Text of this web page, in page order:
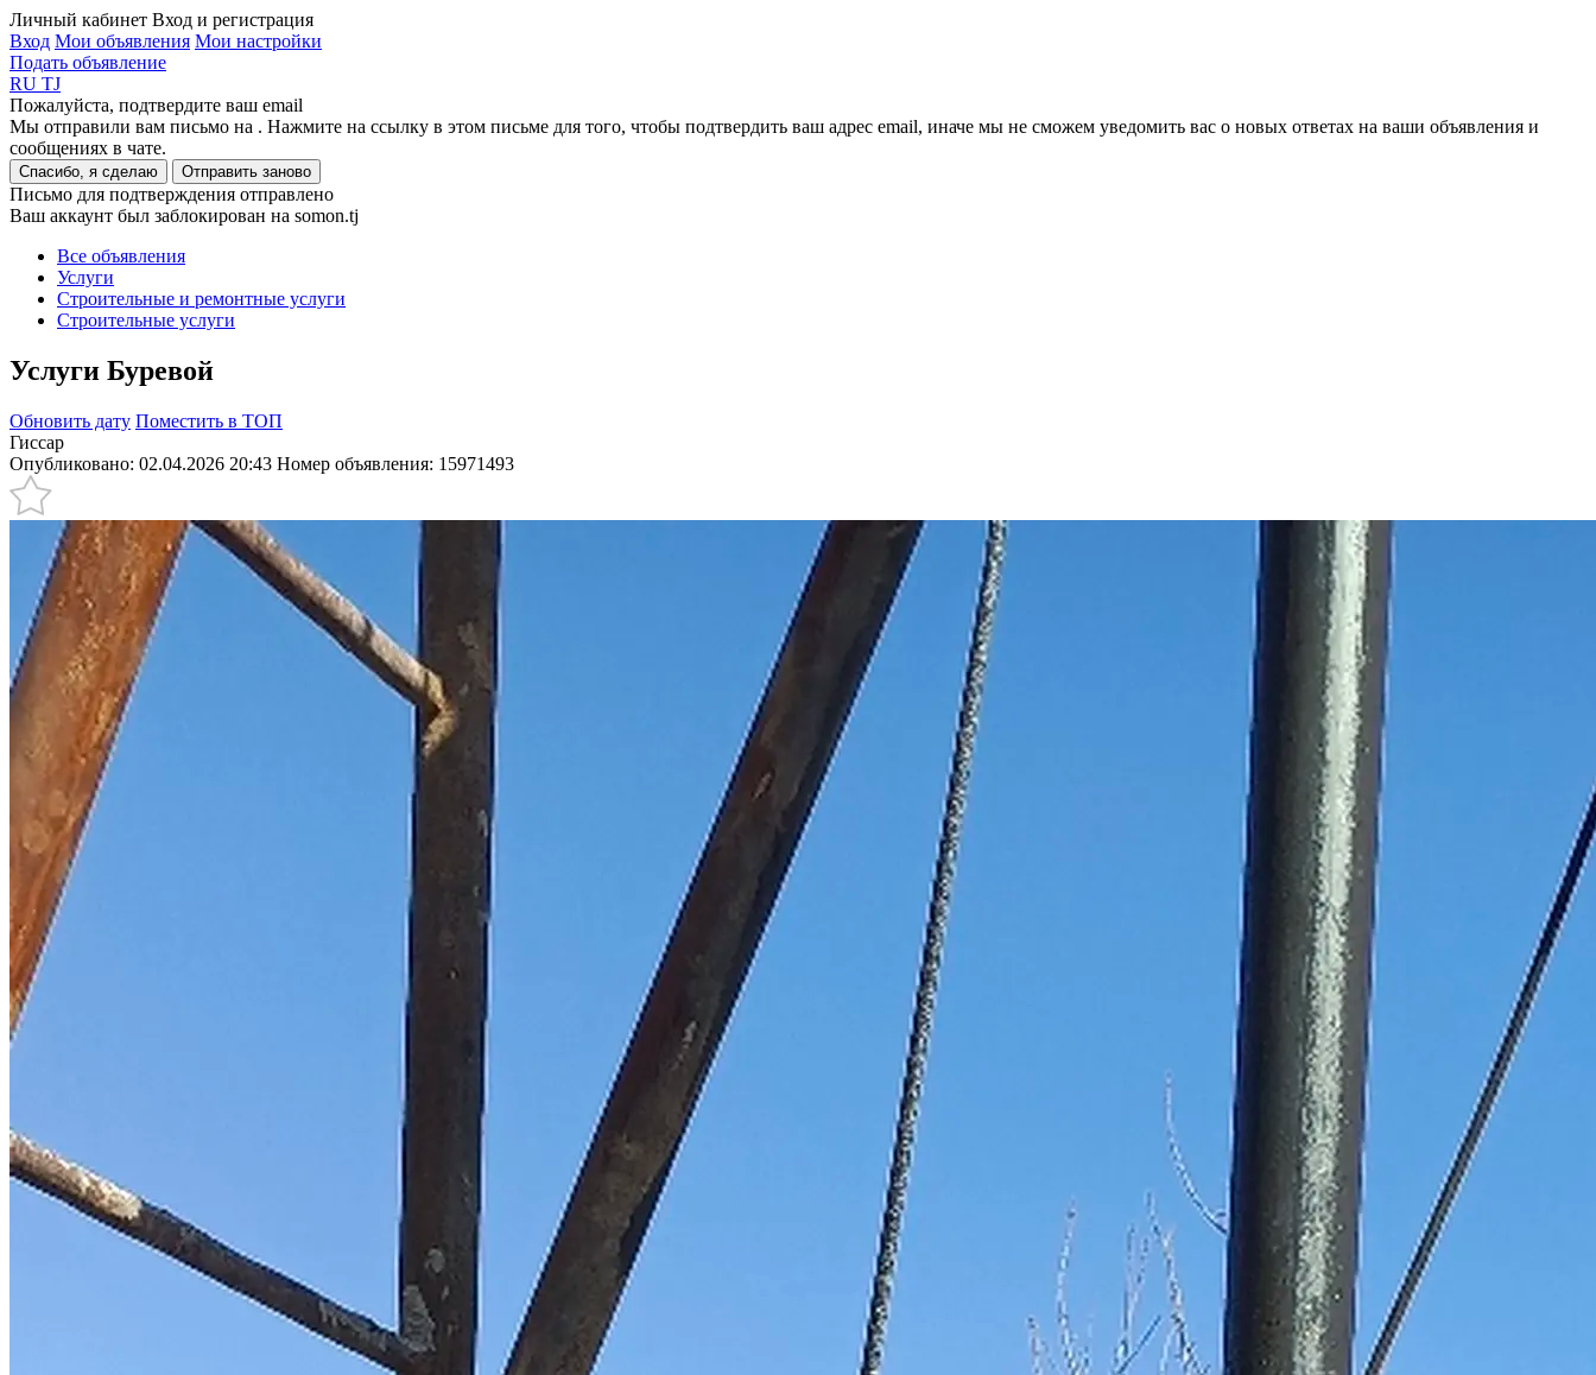
Личный кабинет Вход и регистрация
Вход Мои объявления Мои настройки
Подать объявление
RU TJ
Пожалуйста, подтвердите ваш email
Мы отправили вам письмо на . Нажмите на ссылку в этом письме для того, чтобы подтвердить ваш адрес email, иначе мы не сможем уведомить вас о новых ответах на ваши объявления и
сообщениях в чате.
Спасибо, я сделаю Отправить заново
Письмо для подтверждения отправлено
Ваш аккаунт был заблокирован на somon.tj
Все объявления
Услуги
Строительные и ремонтные услуги
Cтроительные услуги
Услуги Буревой
Обновить дату Поместить в ТОП
Гиссар
Опубликовано: 02.04.2026 20:43 Номер объявления: 15971493